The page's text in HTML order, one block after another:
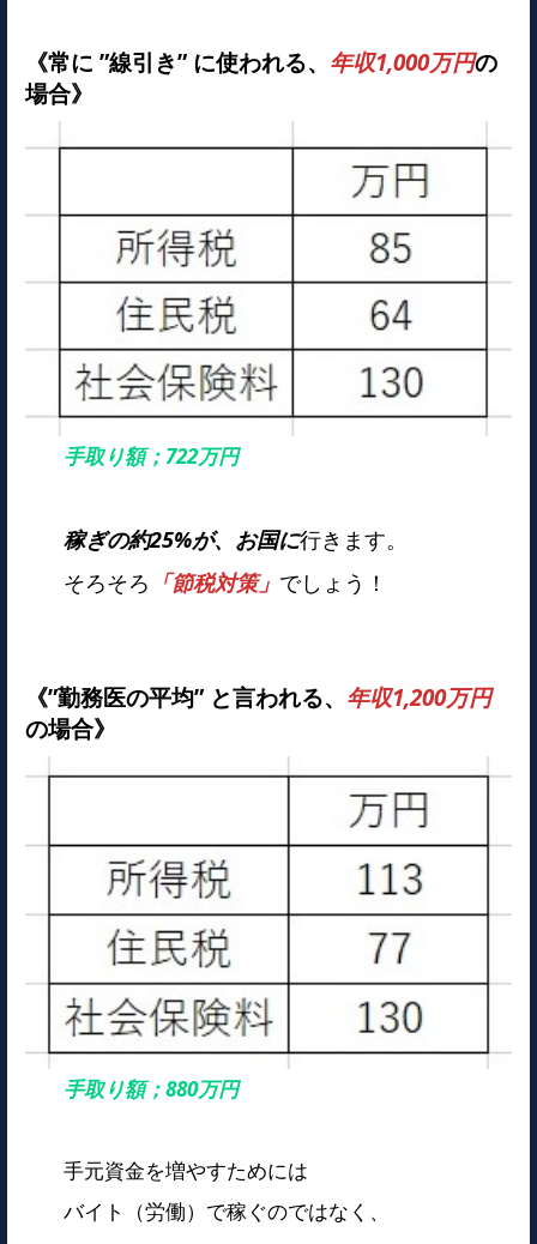
《常に ”線引き” に使われる、 年収1,000万円の
場合》
手取り額；722万円
稼ぎの約25%が、お国に行きます。
そろそろ 「節税対策」 でしょう！
《”勤務医の平均” と言われる、 年収1,200万円
の場合》
手取り額；880万円
手元資金を増やすためには
バイト（労働）で稼ぐのではなく、